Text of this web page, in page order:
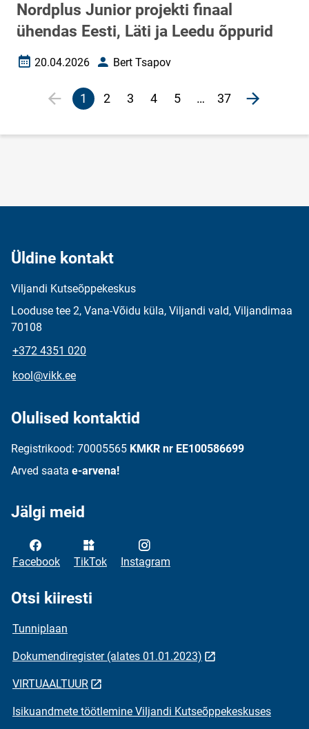
Nordplus Junior projekti finaal
ühendas Eesti, Läti ja Leedu õppurid
Loomise kuupäev
20.04.2026 AutorBert Tsapov
Lehekülgjaotus
Eelmine lehekülg
Praegune
1 Veebileht
2 Veebileht
3 Veebileht
4 Veebileht
5 … page
37 Järgmine
Üldine kontakt
Viljandi Kutseõppekeskus
Looduse tee 2, Vana-Võidu küla, Viljandi vald, Viljandimaa
70108
+372 4351 020
kool@vikk.ee
Olulised kontaktid
Registrikood: 70005565 KMKR nr EE100586699
Arved saata e-arvena!
Jälgi meid
Facebook TikTok Instagram
Otsi kiiresti
Tunniplaan
Dokumendiregister (alates 01.01.2023)
VIRTUAALTUUR
Isikuandmete töötlemine Viljandi Kutseõppekeskuses